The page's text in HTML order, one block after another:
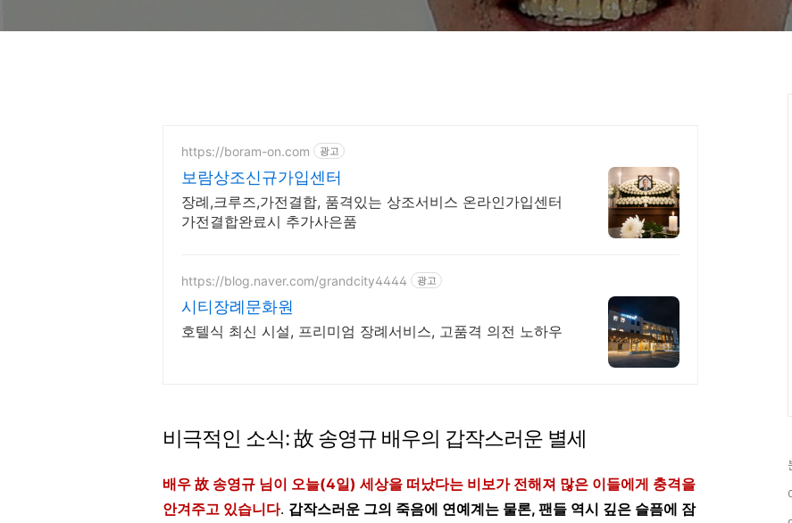
https://boram-on.com 광고
보람상조신규가입센터
장례,크루즈,가전결합, 품격있는 상조서비스 온라인가입센터
가전결합완료시 추가사은품
https://blog.naver.com/grandcity4444 광고
시티장례문화원
호텔식 최신 시설, 프리미엄 장례서비스, 고품격 의전 노하우
비극적인 소식: 故 송영규 배우의 갑작스러운 별세
배우 故 송영규 님이 오늘(4일) 세상을 떠났다는 비보가 전해져 많은 이들에게 충격을
안겨주고 있습니다. 갑작스러운 그의 죽음에 연예계는 물론, 팬들 역시 깊은 슬픔에 잠